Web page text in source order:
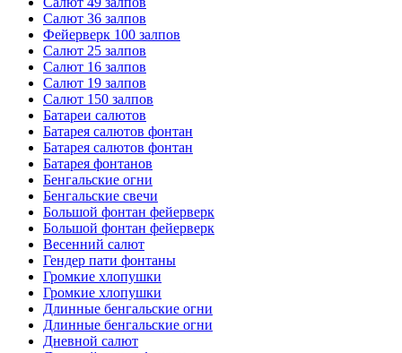
Салют 36 залпов
Фейерверк 100 залпов
Салют 25 залпов
Салют 16 залпов
Салют 19 залпов
Салют 150 залпов
Батареи салютов
Батарея салютов фонтан
Батарея салютов фонтан
Батарея фонтанов
Бенгальские огни
Бенгальские свечи
Большой фонтан фейерверк
Большой фонтан фейерверк
Весенний салют
Гендер пати фонтаны
Громкие хлопушки
Громкие хлопушки
Длинные бенгальские огни
Длинные бенгальские огни
Дневной салют